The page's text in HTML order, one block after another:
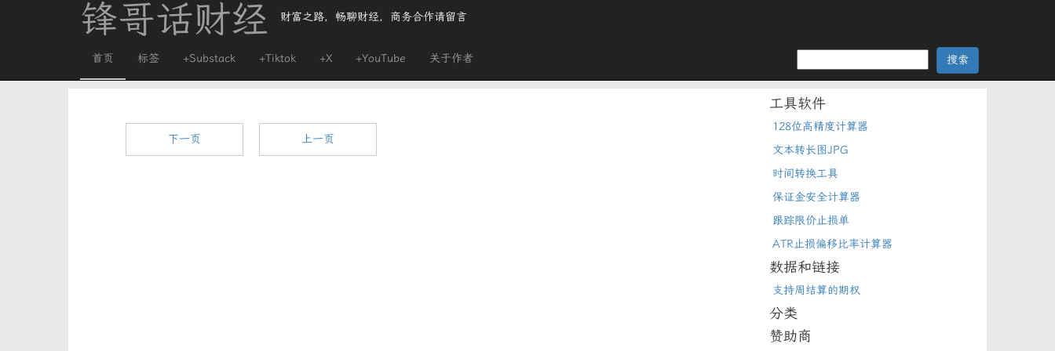
锋哥话财经 财富之路，畅聊财经，商务合作请留言
首页 标签 +Substack +Tiktok +X +YouTube 关于作者
下一页 上一页
工具软件
128位高精度计算器
文本转长图JPG
时间转换工具
保证金安全计算器
跟踪限价止损单
ATR止损偏移比率计算器
数据和链接
支持周结算的期权
分类
赞助商